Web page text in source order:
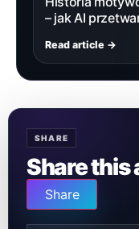
– jak AI
Read article →
SHARE
Share this
Share